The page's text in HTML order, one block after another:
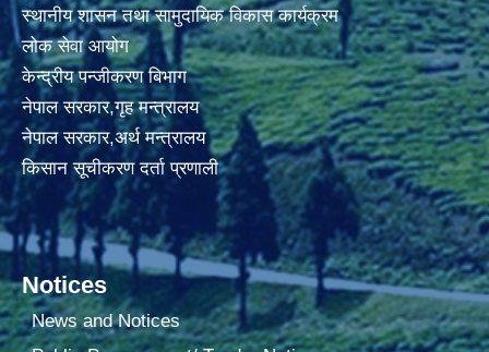
स्थानीय शासन तथा सामुदायिक विकास कार्यक्रम
लोक सेवा आयोग
केन्द्रीय पन्जीकरण बिभाग
नेपाल सरकार,गृह मन्त्रालय
नेपाल सरकार,अर्थ मन्त्रालय
किसान सूचीकरण दर्ता प्रणाली
Notices
News and Notices